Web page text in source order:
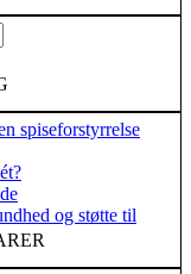
spiseforstyrrelse
og støtte til